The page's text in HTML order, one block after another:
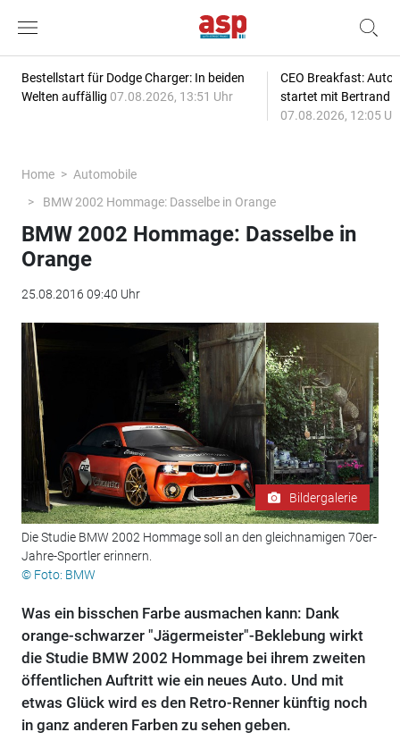
Bestellstart für Dodge Charger: In beiden
Welten auffällig 07.08.2026, 13:51 Uhr
CEO Breakfast:
startet mit Bertrand
07.08.2026, 12:05
Home
Automobile
BMW 2002 Hommage: Dasselbe in Orange
BMW 2002 Hommage: Dasselbe in
Orange
25.08.2016 09:40 Uhr
Bildergalerie
Die Studie BMW 2002 Hommage soll an den gleichnamigen 70er-
Jahre-Sportler erinnern.
© Foto: BMW
Was ein bisschen Farbe ausmachen kann: Dank
orange-schwarzer "Jägermeister"-Beklebung wirkt
die Studie BMW 2002 Hommage bei ihrem zweiten
öffentlichen Auftritt wie ein neues Auto. Und mit
etwas Glück wird es den Retro-Renner künftig noch
in ganz anderen Farben zu sehen geben.